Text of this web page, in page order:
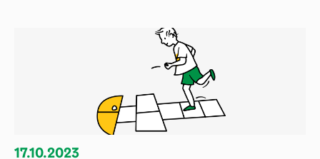
17.10.2023